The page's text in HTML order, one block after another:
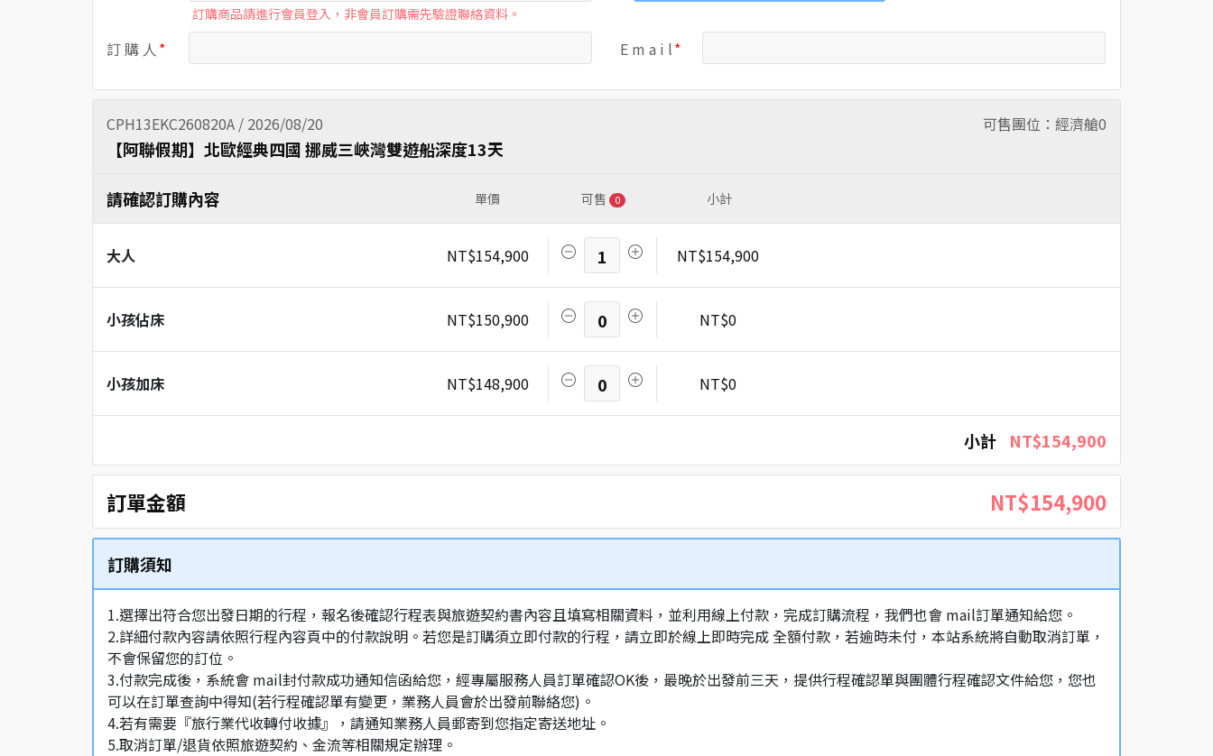
訂購商品請進行會員登入，非會員訂購需先驗證聯絡資料。
訂 購 人 E m a i l
CPH13EKC260820A / 2026/08/20 可售團位：經濟艙0
【阿聯假期】北歐經典四國 挪威三峽灣雙遊船深度13天
請確認訂購內容 單價 可售 0 小計
大人 NT$154,900 1 NT$154,900
小孩佔床 NT$150,900 0 NT$0
小孩加床 NT$148,900 0 NT$0
小計 NT$154,900
訂單金額 NT$154,900
訂購須知
1.選擇出符合您出發日期的行程，報名後確認行程表與旅遊契約書內容且填寫相關資料，並利用線上付款，完成訂購流程，我們也會 mail訂單通知給您。
2.詳細付款內容請依照行程內容頁中的付款說明。若您是訂購須立即付款的行程，請立即於線上即時完成 全額付款，若逾時未付，本站系統將自動取消訂單，
不會保留您的訂位。
3.付款完成後，系統會 mail封付款成功通知信函給您，經專屬服務人員訂單確認OK後，最晚於出發前三天，提供行程確認單與團體行程確認文件給您，您也
可以在訂單查詢中得知(若行程確認單有變更，業務人員會於出發前聯絡您)。
4.若有需要『旅行業代收轉付收據』，請通知業務人員郵寄到您指定寄送地址。
5.取消訂單/退貨依照旅遊契約、金流等相關規定辦理。